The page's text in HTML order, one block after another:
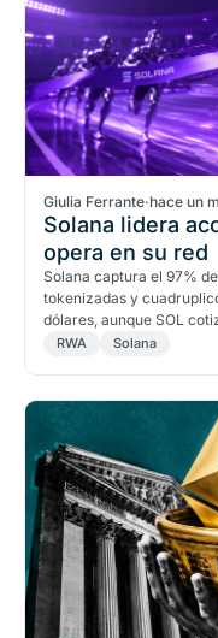
Giulia Ferrante·hace un
Solana lidera
opera en su red
Solana captura el 97%
tokenizadas y
dólares, aunque SOL
RWA Solana